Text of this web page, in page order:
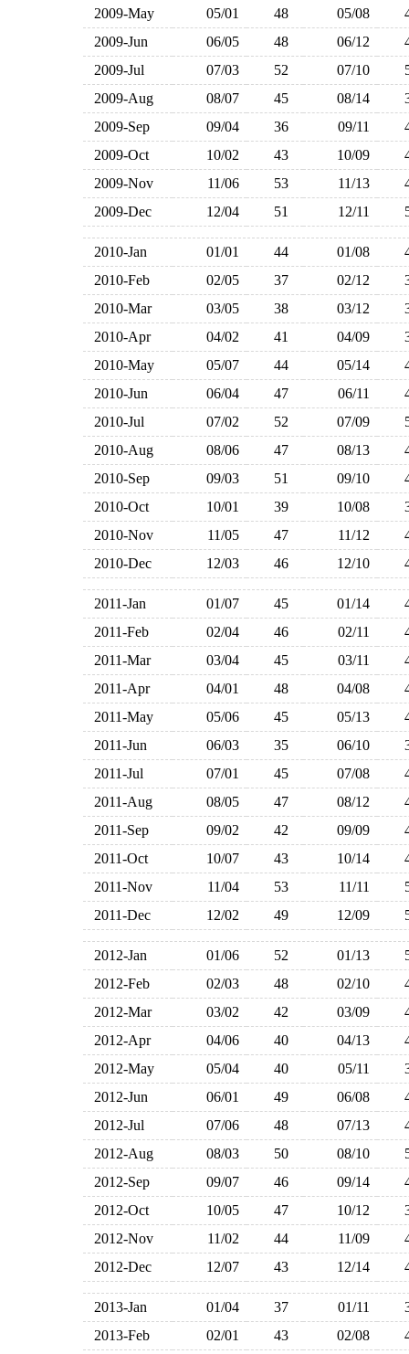
2009-May
05/01 48 05/08
2009-Jun
06/05 48 06/12
2009-Jul
07/03 52 07/10
2009-Aug
08/07 45 08/14
2009-Sep
09/04 36 09/11
2009-Oct
10/02 43 10/09
2009-Nov
11/06 53 11/13
2009-Dec
12/04 51 12/11
2010-Jan 01/01 44 01/08
2010-Feb
02/05 37 02/12
2010-Mar
03/05 38 03/12
2010-Apr
04/02 41 04/09
2010-May
05/07 44 05/14
2010-Jun
06/04 47 06/11
2010-Jul
07/02 52 07/09
2010-Aug
08/06 47 08/13
2010-Sep
09/03 51 09/10
2010-Oct
10/01 39 10/08
2010-Nov
11/05 47 11/12
2010-Dec
12/03 46 12/10
2011-Jan 01/07 45 01/14
2011-Feb
02/04 46 02/11
2011-Mar
03/04 45 03/11
2011-Apr
04/01 48 04/08
2011-May
05/06 45 05/13
2011-Jun
06/03 35 06/10
2011-Jul
07/01 45 07/08
2011-Aug
08/05 47 08/12
2011-Sep
09/02 42 09/09
2011-Oct
10/07 43 10/14
2011-Nov
11/04 53 11/11
2011-Dec
12/02 49 12/09
2012-Jan 01/06 52 01/13
2012-Feb
02/03 48 02/10
2012-Mar
03/02 42 03/09
2012-Apr
04/06 40 04/13
2012-May
05/04 40 05/11
2012-Jun
06/01 49 06/08
2012-Jul
07/06 48 07/13
2012-Aug
08/03 50 08/10
2012-Sep
09/07 46 09/14
2012-Oct
10/05 47 10/12
2012-Nov
11/02 44 11/09
2012-Dec
12/07 43 12/14
2013-Jan 01/04 37 01/11
2013-Feb
02/01 43 02/08